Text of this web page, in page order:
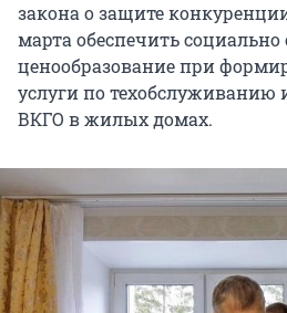
закона о защите
марта обеспечить социально
ценообразование при
услуги по техобслуживанию
ВКГО в жилых домах.